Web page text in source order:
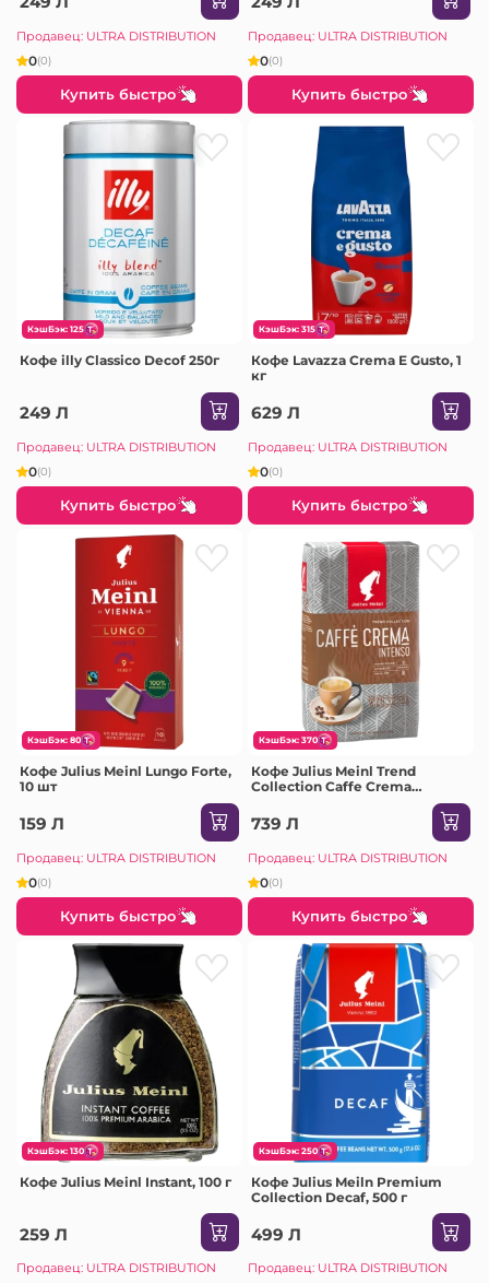
Продавец: ULTRA DISTRIBUTION
0(0)
Купить быстро
Продавец: ULTRA DISTRIBUTION
0(0)
Купить быстро
КэшБэк: 125
Кофе illy Classico Decof 250г
249 Л
Продавец: ULTRA DISTRIBUTION
0(0)
Купить быстро
КэшБэк: 315
Кофе Lavazza Crema E Gusto, 1
кг
629 Л
Продавец: ULTRA DISTRIBUTION
0(0)
Купить быстро
КэшБэк: 80
Кофе Julius Meinl Lungo Forte,
10 шт
159 Л
Продавец: ULTRA DISTRIBUTION
0(0)
Купить быстро
КэшБэк: 370
Кофе Julius Meinl Trend
Collection Caffe Crema
739 Л
Продавец: ULTRA DISTRIBUTION
0(0)
Купить быстро
КэшБэк: 130
Кофе Julius Meinl Instant, 100 г
259 Л
Продавец: ULTRA DISTRIBUTION
КэшБэк: 250
Кофе Julius Meiln Premium
Collection Decaf, 500 г
499 Л
Продавец: ULTRA DISTRIBUTION